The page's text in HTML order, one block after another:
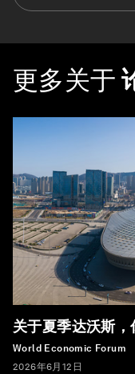
更多关于
关于夏季达沃斯
World Economic Forum
2026年6月12日